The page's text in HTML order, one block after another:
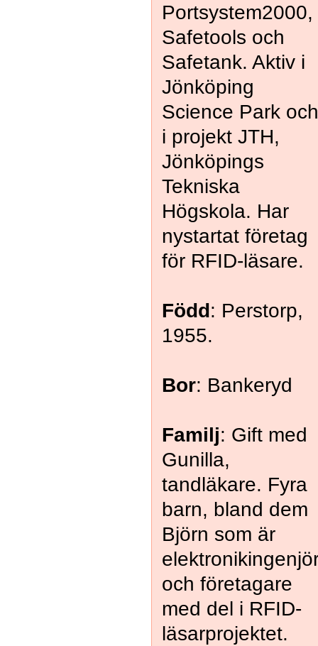
Portsystem2000,
Safetools och
Safetank. Aktiv i
Jönköping
Science Park och
i projekt JTH,
Jönköpings
Tekniska
Högskola. Har
nystartat företag
för RFID-läsare.
Född: Perstorp,
1955.
Bor: Bankeryd
Familj: Gift med
Gunilla,
tandläkare. Fyra
barn, bland dem
Björn som är
och företagare
med del i RFID-
läsarprojektet.